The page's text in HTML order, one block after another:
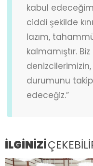
kabul
ciddi şekilde
lazım,
kalmamıştır.
denizcilerimizin,
durumunu
edeceğiz.”
İLGİNİZİ